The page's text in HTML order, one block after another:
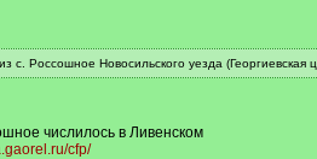
с. Россошное Новосильского уезда (Георгиевская
числилось в Ливенском
cfp/